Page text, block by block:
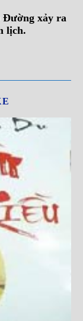
Đường xảy ra
lịch.